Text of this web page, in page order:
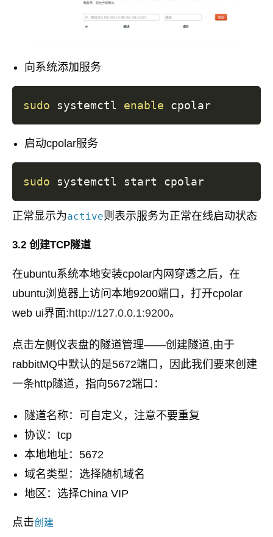
向系统添加服务
sudo systemctl enable
启动cpolar服务
sudo
正常显示为active则表示服务为正常在线启动状态
3.2 创建TCP隧道
在ubuntu系统本地安装cpolar内网穿透之后，在
ubuntu浏览器上访问本地9200端口，打开cpolar
web ui界面:http://127.0.0.1:9200。
点击左侧仪表盘的隧道管理——创建隧道,由于
rabbitMQ中默认的是5672端口，因此我们要来创建
一条http隧道，指向5672端口：
隧道名称：可自定义，注意不要重复
协议：tcp
本地地址：5672
域名类型：选择随机域名
地区：选择China VIP
点击创建